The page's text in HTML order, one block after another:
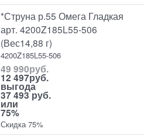
*Струна р.55 Омега Гладкая
арт. 4200Z185L55-506
(Вес14,88 г)
4200Z185L55-506
49 990руб.
12 497руб.
выгода
37 493 руб.
или
75%
Скидка 75%